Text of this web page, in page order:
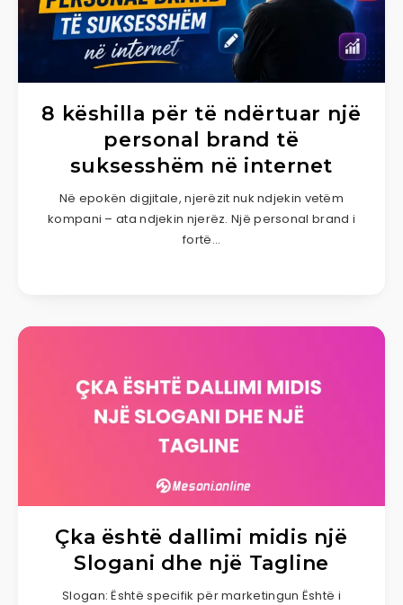
8 këshilla për të ndërtuar një
personal brand të
suksesshëm në internet
Në epokën digjitale, njerëzit nuk ndjekin vetëm
kompani – ata ndjekin njerëz. Një personal brand i
fortë…
Çka është dallimi midis një
Slogani dhe një Tagline
Slogan: Është specifik për marketingun Është i